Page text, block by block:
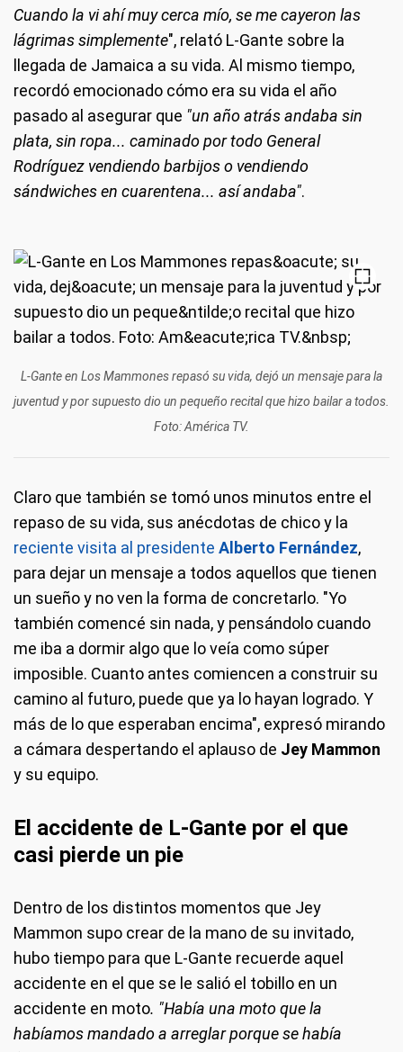
Cuando la vi ahí muy cerca mío, se me cayeron las
lágrimas simplemente", relató L-Gante sobre la
llegada de Jamaica a su vida. Al mismo tiempo,
recordó emocionado cómo era su vida el año
pasado al asegurar que "un año atrás andaba sin
plata, sin ropa... caminado por todo General
Rodríguez vendiendo barbijos o vendiendo
sándwiches en cuarentena... así andaba".
L-Gante en Los Mammones repasó su vida, dejó un mensaje para la
juventud y por supuesto dio un pequeño recital que hizo bailar a todos.
Foto: América TV.
Claro que también se tomó unos minutos entre el
repaso de su vida, sus anécdotas de chico y la
reciente visita al presidente Alberto Fernández,
para dejar un mensaje a todos aquellos que tienen
un sueño y no ven la forma de concretarlo. "Yo
también comencé sin nada, y pensándolo cuando
me iba a dormir algo que lo veía como súper
imposible. Cuanto antes comiencen a construir su
camino al futuro, puede que ya lo hayan logrado. Y
más de lo que esperaban encima", expresó mirando
a cámara despertando el aplauso de Jey Mammon
y su equipo.
El accidente de L-Gante por el que
casi pierde un pie
Dentro de los distintos momentos que Jey
Mammon supo crear de la mano de su invitado,
hubo tiempo para que L-Gante recuerde aquel
accidente en el que se le salió el tobillo en un
accidente en moto. "Había una moto que la
habíamos mandado a arreglar porque se había